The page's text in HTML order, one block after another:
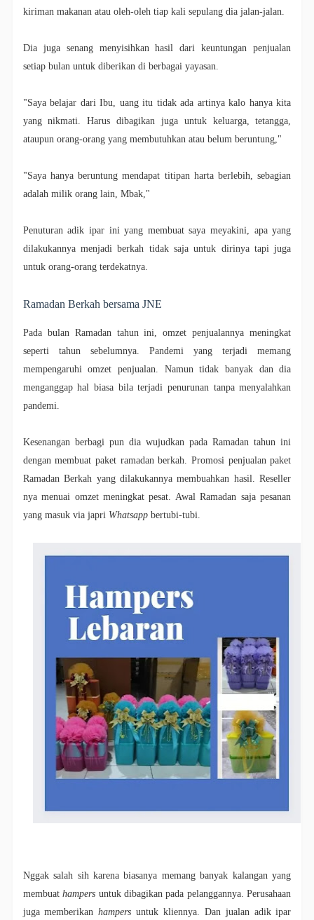
kiriman makanan atau oleh-oleh tiap kali sepulang dia jalan-jalan.
Dia juga senang menyisihkan hasil dari keuntungan penjualan
setiap bulan untuk diberikan di berbagai yayasan.
"Saya belajar dari Ibu, uang itu tidak ada artinya kalo hanya kita
yang nikmati. Harus dibagikan juga untuk keluarga, tetangga,
ataupun orang-orang yang membutuhkan atau belum beruntung,"
"Saya hanya beruntung mendapat titipan harta berlebih, sebagian
adalah milik orang lain, Mbak,"
Penuturan adik ipar ini yang membuat saya meyakini, apa yang
dilakukannya menjadi berkah tidak saja untuk dirinya tapi juga
untuk orang-orang terdekatnya.
Ramadan Berkah bersama JNE
Pada bulan Ramadan tahun ini, omzet penjualannya meningkat
seperti tahun sebelumnya. Pandemi yang terjadi memang
mempengaruhi omzet penjualan. Namun tidak banyak dan dia
menganggap hal biasa bila terjadi penurunan tanpa menyalahkan
pandemi.
Kesenangan berbagi pun dia wujudkan pada Ramadan tahun ini
dengan membuat paket ramadan berkah. Promosi penjualan paket
Ramadan Berkah yang dilakukannya membuahkan hasil. Reseller
nya menuai omzet meningkat pesat. Awal Ramadan saja pesanan
yang masuk via japri Whatsappbertubi-tubi.
Nggak salah sih karena biasanya memang banyak kalangan yang
membuathampers untuk dibagikan pada pelanggannya. Perusahaan
juga memberikanhampers untuk kliennya. Dan jualan adik ipar